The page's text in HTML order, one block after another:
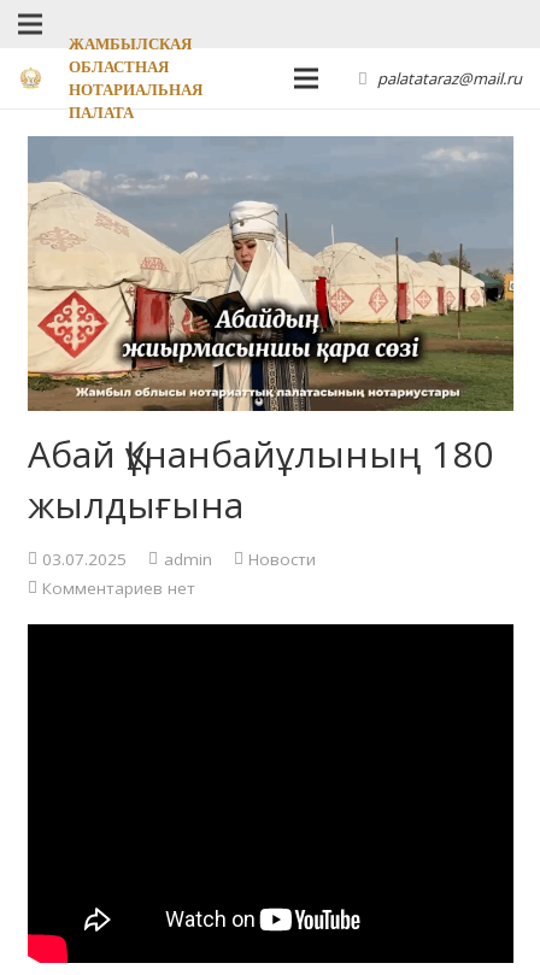
ЖАМБЫЛСКАЯ
ОБЛАСТНАЯ
НОТАРИАЛЬНАЯ
ПАЛАТА
palatataraz@mail.ru
Абай Құнанбайұлының 180
жылдығына
03.07.2025 admin
Новости
Комментариев нет